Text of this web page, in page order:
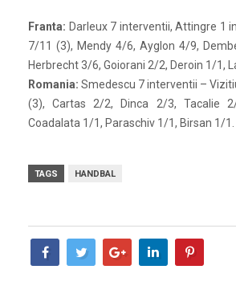
Franta: Darleux 7 interventii, Attingre 1
7/11 (3), Mendy 4/6, Ayglon 4/9,
Herbrecht 3/6, Goiorani 2/2, Deroin 1/1,
Romania: Smedescu 7 interventii –
(3), Cartas 2/2, Dinca 2/3, Tacalie
Coadalata 1/1, Paraschiv 1/1, Birsan 1/1.
TAGS HANDBAL